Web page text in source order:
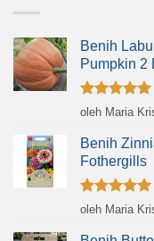
Benih
Pumpkin 2
Dinilai5
oleh Maria
Benih
Fothergills
Dinilai5
oleh Maria